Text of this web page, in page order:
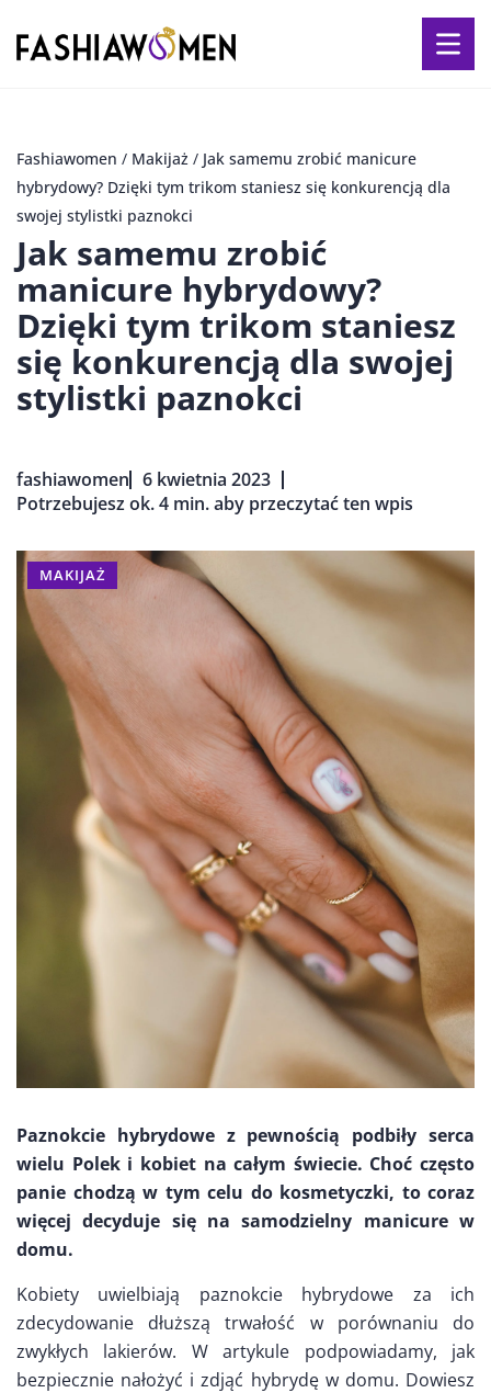
Fashiawomen / Makijaż / Jak samemu zrobić manicure
hybrydowy? Dzięki tym trikom staniesz się konkurencją dla
swojej stylistki paznokci
Jak samemu zrobić
manicure hybrydowy?
Dzięki tym trikom staniesz
się konkurencją dla swojej
stylistki paznokci
fashiawomen 6 kwietnia 2023
Potrzebujesz ok. 4 min. aby przeczytać ten wpis
MAKIJAŻ
Paznokcie hybrydowe z pewnością podbiły serca
wielu Polek i kobiet na całym świecie. Choć często
panie chodzą w tym celu do kosmetyczki, to coraz
więcej decyduje się na samodzielny manicure w
domu.
Kobiety uwielbiają paznokcie hybrydowe za ich
zdecydowanie dłuższą trwałość w porównaniu do
zwykłych lakierów. W artykule podpowiadamy, jak
bezpiecznie nałożyć i zdjąć hybrydę w domu. Dowiesz